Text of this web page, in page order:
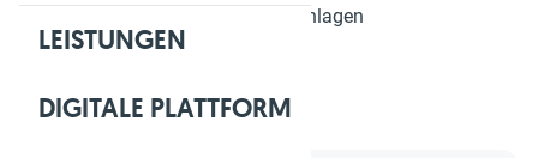
LEISTUNGEN
DIGITALE PLATTFORM
Photovoltaikanlagen
Geschätzte Lesezeit: 8 Min.